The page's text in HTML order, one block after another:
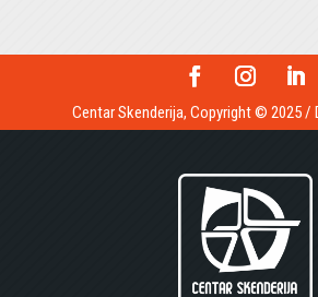
Centar Skenderija, Copyright © 2025 /